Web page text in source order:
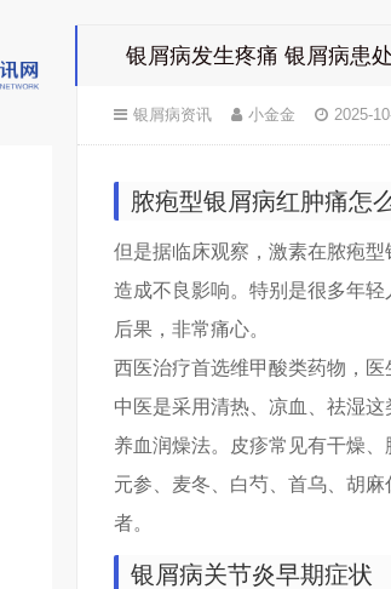
银屑病发生疼痛 银屑病患
银屑病资讯 小金金 2025-
脓疱型银屑病红肿痛怎
但是据临床观察，激素在脓疱
造成不良影响。特别是很多年
后果，非常痛心。
西医治疗首选维甲酸类药物，
中医是采用清热、凉血、祛湿这
养血润燥法。皮疹常见有干燥
元参、麦冬、白芍、首乌、胡
者。
银屑病关节炎早期症状